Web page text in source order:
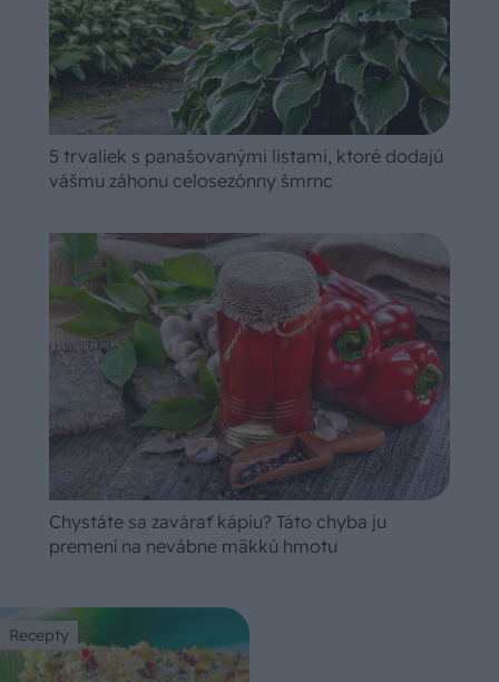
5 trvaliek s panašovanými listami, ktoré dodajú
vášmu záhonu celosezónny šmrnc
Chystáte sa zavárať kápiu? Táto chyba ju
premení na nevábne mäkkú hmotu
Recepty